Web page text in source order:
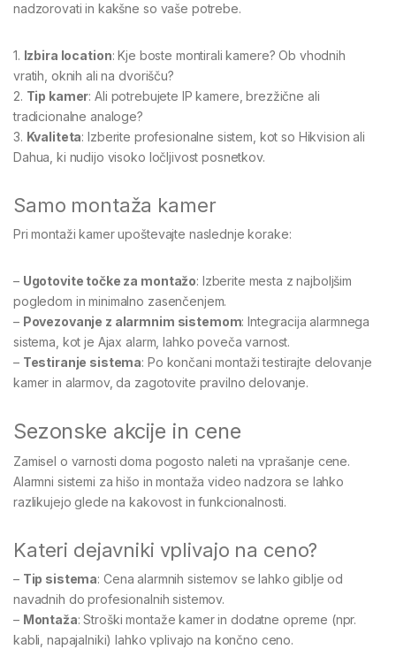
nadzorovati in kakšne so vaše potrebe.
1. Izbira location: Kje boste montirali kamere? Ob vhodnih
vratih, oknih ali na dvorišču?
2. Tip kamer: Ali potrebujete IP kamere, brezžične ali
tradicionalne analoge?
3. Kvaliteta: Izberite profesionalne sistem, kot so Hikvision ali
Dahua, ki nudijo visoko ločljivost posnetkov.
Samo montaža kamer
Pri montaži kamer upoštevajte naslednje korake:
– Ugotovite točke za montažo: Izberite mesta z najboljšim
pogledom in minimalno zasenčenjem.
– Povezovanje z alarmnim sistemom: Integracija alarmnega
sistema, kot je Ajax alarm, lahko poveča varnost.
– Testiranje sistema: Po končani montaži testirajte delovanje
kamer in alarmov, da zagotovite pravilno delovanje.
Sezonske akcije in cene
Zamisel o varnosti doma pogosto naleti na vprašanje cene.
Alarmni sistemi za hišo in montaža video nadzora se lahko
razlikujejo glede na kakovost in funkcionalnosti.
Kateri dejavniki vplivajo na ceno?
– Tip sistema: Cena alarmnih sistemov se lahko giblje od
navadnih do profesionalnih sistemov.
– Montaža: Stroški montaže kamer in dodatne opreme (npr.
kabli, napajalniki) lahko vplivajo na končno ceno.